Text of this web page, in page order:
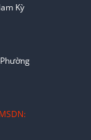
Kỳ
MSDN: